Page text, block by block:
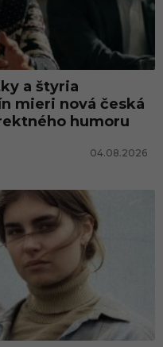
a štyria
mieri nová česká
humoru
04.08.2026